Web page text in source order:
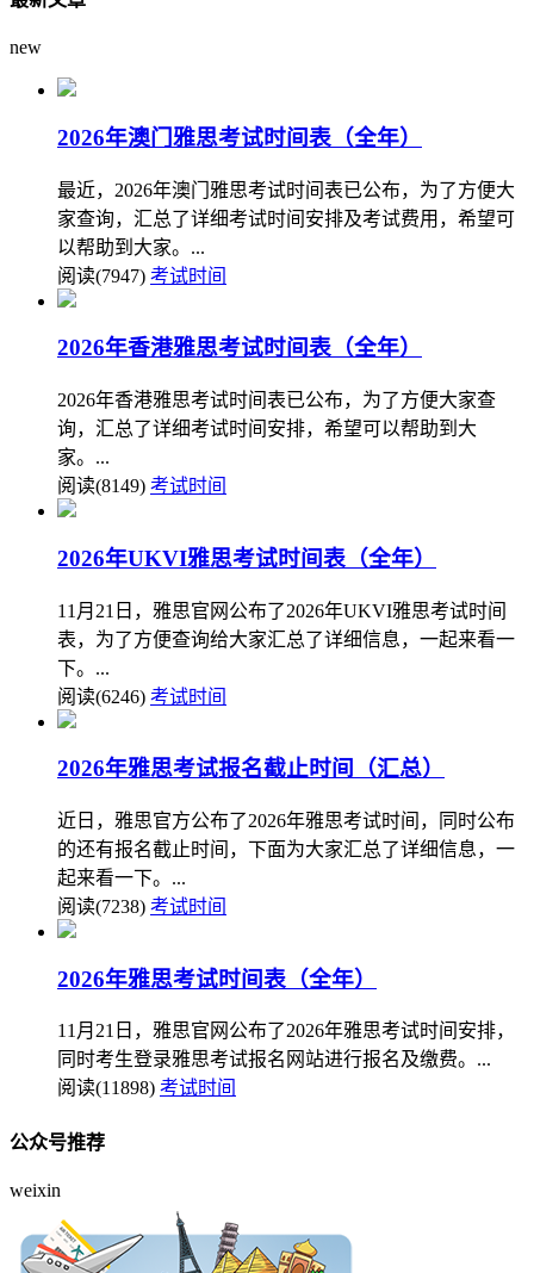
new
2026年澳门雅思考试时间表（全年）
最近，2026年澳门雅思考试时间表已公布，为了方便大
家查询，汇总了详细考试时间安排及考试费用，希望可
以帮助到大家。...
阅读(7947) 考试时间
2026年香港雅思考试时间表（全年）
2026年香港雅思考试时间表已公布，为了方便大家查
询，汇总了详细考试时间安排，希望可以帮助到大
家。...
阅读(8149) 考试时间
2026年UKVI雅思考试时间表（全年）
11月21日，雅思官网公布了2026年UKVI雅思考试时间
表，为了方便查询给大家汇总了详细信息，一起来看一
下。...
阅读(6246) 考试时间
2026年雅思考试报名截止时间（汇总）
近日，雅思官方公布了2026年雅思考试时间，同时公布
的还有报名截止时间，下面为大家汇总了详细信息，一
起来看一下。...
阅读(7238) 考试时间
2026年雅思考试时间表（全年）
11月21日，雅思官网公布了2026年雅思考试时间安排，
同时考生登录雅思考试报名网站进行报名及缴费。...
阅读(11898) 考试时间
公众号推荐
weixin